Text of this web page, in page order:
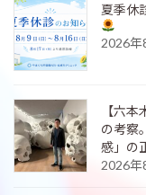
夏季休
2026年
【六
の考察
感」の
2026年